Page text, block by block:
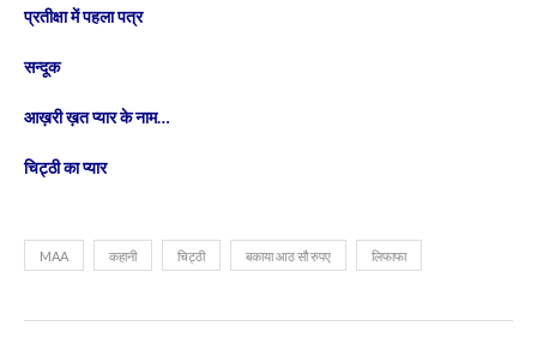
प्रतीक्षा में पहला पत्र
सन्दूक
आख़री ख़त प्यार के नाम…
चिट्ठी का प्यार
MAA कहानी चिट्ठी बकाया आठ सौ रुपए लिफाफा